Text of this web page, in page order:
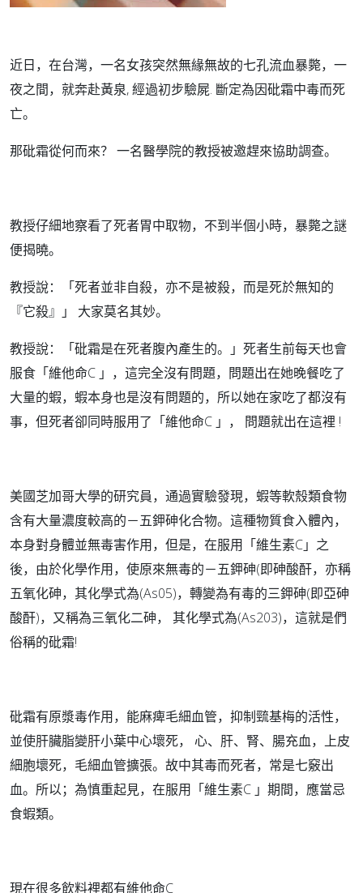
近日，在台灣，一名女孩突然無緣無故的七孔流血暴斃，一
夜之間，就奔赴黃泉, 經過初步驗屍. 斷定為因砒霜中毒而死
亡。
那砒霜從何而來？ 一名醫學院的教授被邀趕來協助調查。
教授仔細地察看了死者胃中取物，不到半個小時，暴斃之謎
便揭曉。
教授說：「死者並非自殺，亦不是被殺，而是死於無知的
『它殺』」 大家莫名其妙。
教授說：「砒霜是在死者腹內產生的。」死者生前每天也會
服食「維他命C 」，這完全沒有問題，問題出在她晚餐吃了
大量的蝦，蝦本身也是沒有問題的，所以她在家吃了都沒有
事，但死者卻同時服用了「維他命C 」， 問題就出在這裡 !
美國芝加哥大學的研究員，通過實驗發現，蝦等軟殼類食物
含有大量濃度較高的－五鉀砷化合物。這種物質食入體內，
本身對身體並無毒害作用，但是，在服用「維生素C」之
後，由於化學作用，使原來無毒的－五鉀砷(即砷酸酐，亦稱
五氧化砷，其化學式為(As05)，轉變為有毒的三鉀砷(即亞砷
酸酐)，又稱為三氧化二砷， 其化學式為(As203)，這就是們
俗稱的砒霜!
砒霜有原漿毒作用，能麻痺毛細血管，抑制巰基梅的活性，
並使肝臟脂變肝小葉中心壞死， 心、肝、腎、腸充血，上皮
細胞壞死，毛細血管擴張。故中其毒而死者，常是七竅出
血。所以；為慎重起見，在服用「維生素C 」期間，應當忌
食蝦類。
現在很多飲料裡都有維他命C